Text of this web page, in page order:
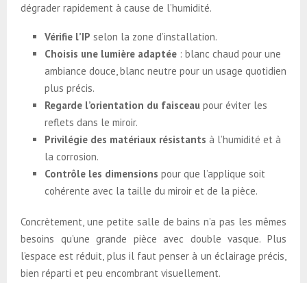
dégrader rapidement à cause de l’humidité.
Vérifie l’IP selon la zone d’installation.
Choisis une lumière adaptée : blanc chaud pour une
ambiance douce, blanc neutre pour un usage quotidien
plus précis.
Regarde l’orientation du faisceau pour éviter les
reflets dans le miroir.
Privilégie des matériaux résistants à l’humidité et à
la corrosion.
Contrôle les dimensions pour que l’applique soit
cohérente avec la taille du miroir et de la pièce.
Concrètement, une petite salle de bains n’a pas les mêmes
besoins qu’une grande pièce avec double vasque. Plus
l’espace est réduit, plus il faut penser à un éclairage précis,
bien réparti et peu encombrant visuellement.